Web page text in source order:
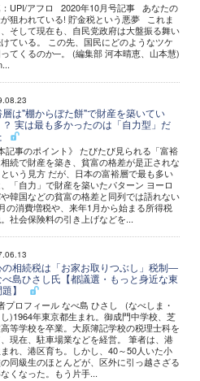
UPI/アフロ 2020年10月号記事 あなたの
狙われている! 貯金税という悪夢 これま
そして現在も、自民党政府は大盤振る舞い
ている。 この先、国民にどのようなツケ
てくるのか─。 (編集部 河本晴恵、山本慧)
は"棚からぼた餅"で財産を築いてい
？ 実は最も多かったのは「自力型」だ
記事のポイント》 たびたび見られる「富裕
続で財産を築き、貧富の格差が是正されな
いう見方 だが、日本の富裕層で最も多い
「自力」で財産を築いたパターン ヨーロ
や韓国などの貧富の格差と同列では語れない
の消費増税や、来年1月から始まる所得税
社会保険料の引き上げなどを...
の相続税は「お家お取りつぶし」税制―
島ひさし氏【都議選・もっと身近な東
】
プロフィール なべ島 ひさし (なべしま・
)1964年東京都生まれ。御成門中学校、芝
等学校を卒業。大原簿記学校の税理士科を
現在、駐車場業などを経営。 筆者は、港
れ、港区育ち。しかし、40～50人いた小
同級生のほとんどが、区外に引っ越さざる
くなった。もう片手...